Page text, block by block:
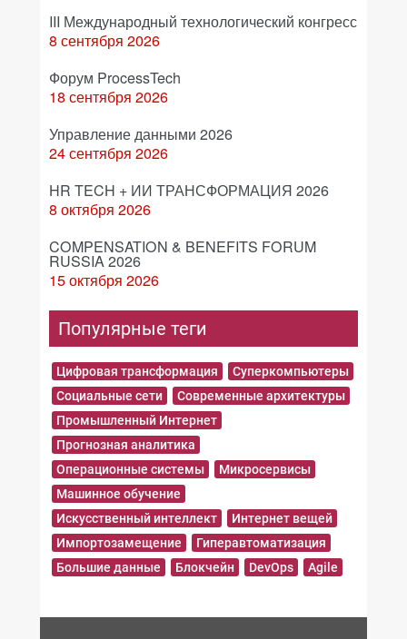
III Международный технологический конгресс
8 сентября 2026
Форум ProcessTech
18 сентября 2026
Управление данными 2026
24 сентября 2026
HR TECH + ИИ ТРАНСФОРМАЦИЯ 2026
8 октября 2026
COMPENSATION & BENEFITS FORUM
RUSSIA 2026
15 октября 2026
Популярные теги
Цифровая трансформация
Суперкомпьютеры
Социальные сети
Современные архитектуры
Промышленный Интернет
Прогнозная аналитика
Операционные системы
Микросервисы
Машинное обучение
Искусственный интеллект
Интернет вещей
Импортозамещение
Гиперавтоматизация
Большие данные
Блокчейн DevOps Agile